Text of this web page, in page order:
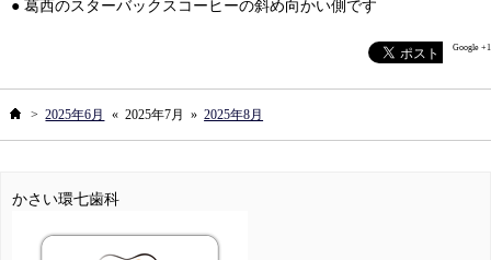
● 葛西のスターバックスコーヒーの斜め向かい側です
Google +1
ホーム
> 2025年6月 « 2025年7月 » 2025年8月
かさい環七歯科